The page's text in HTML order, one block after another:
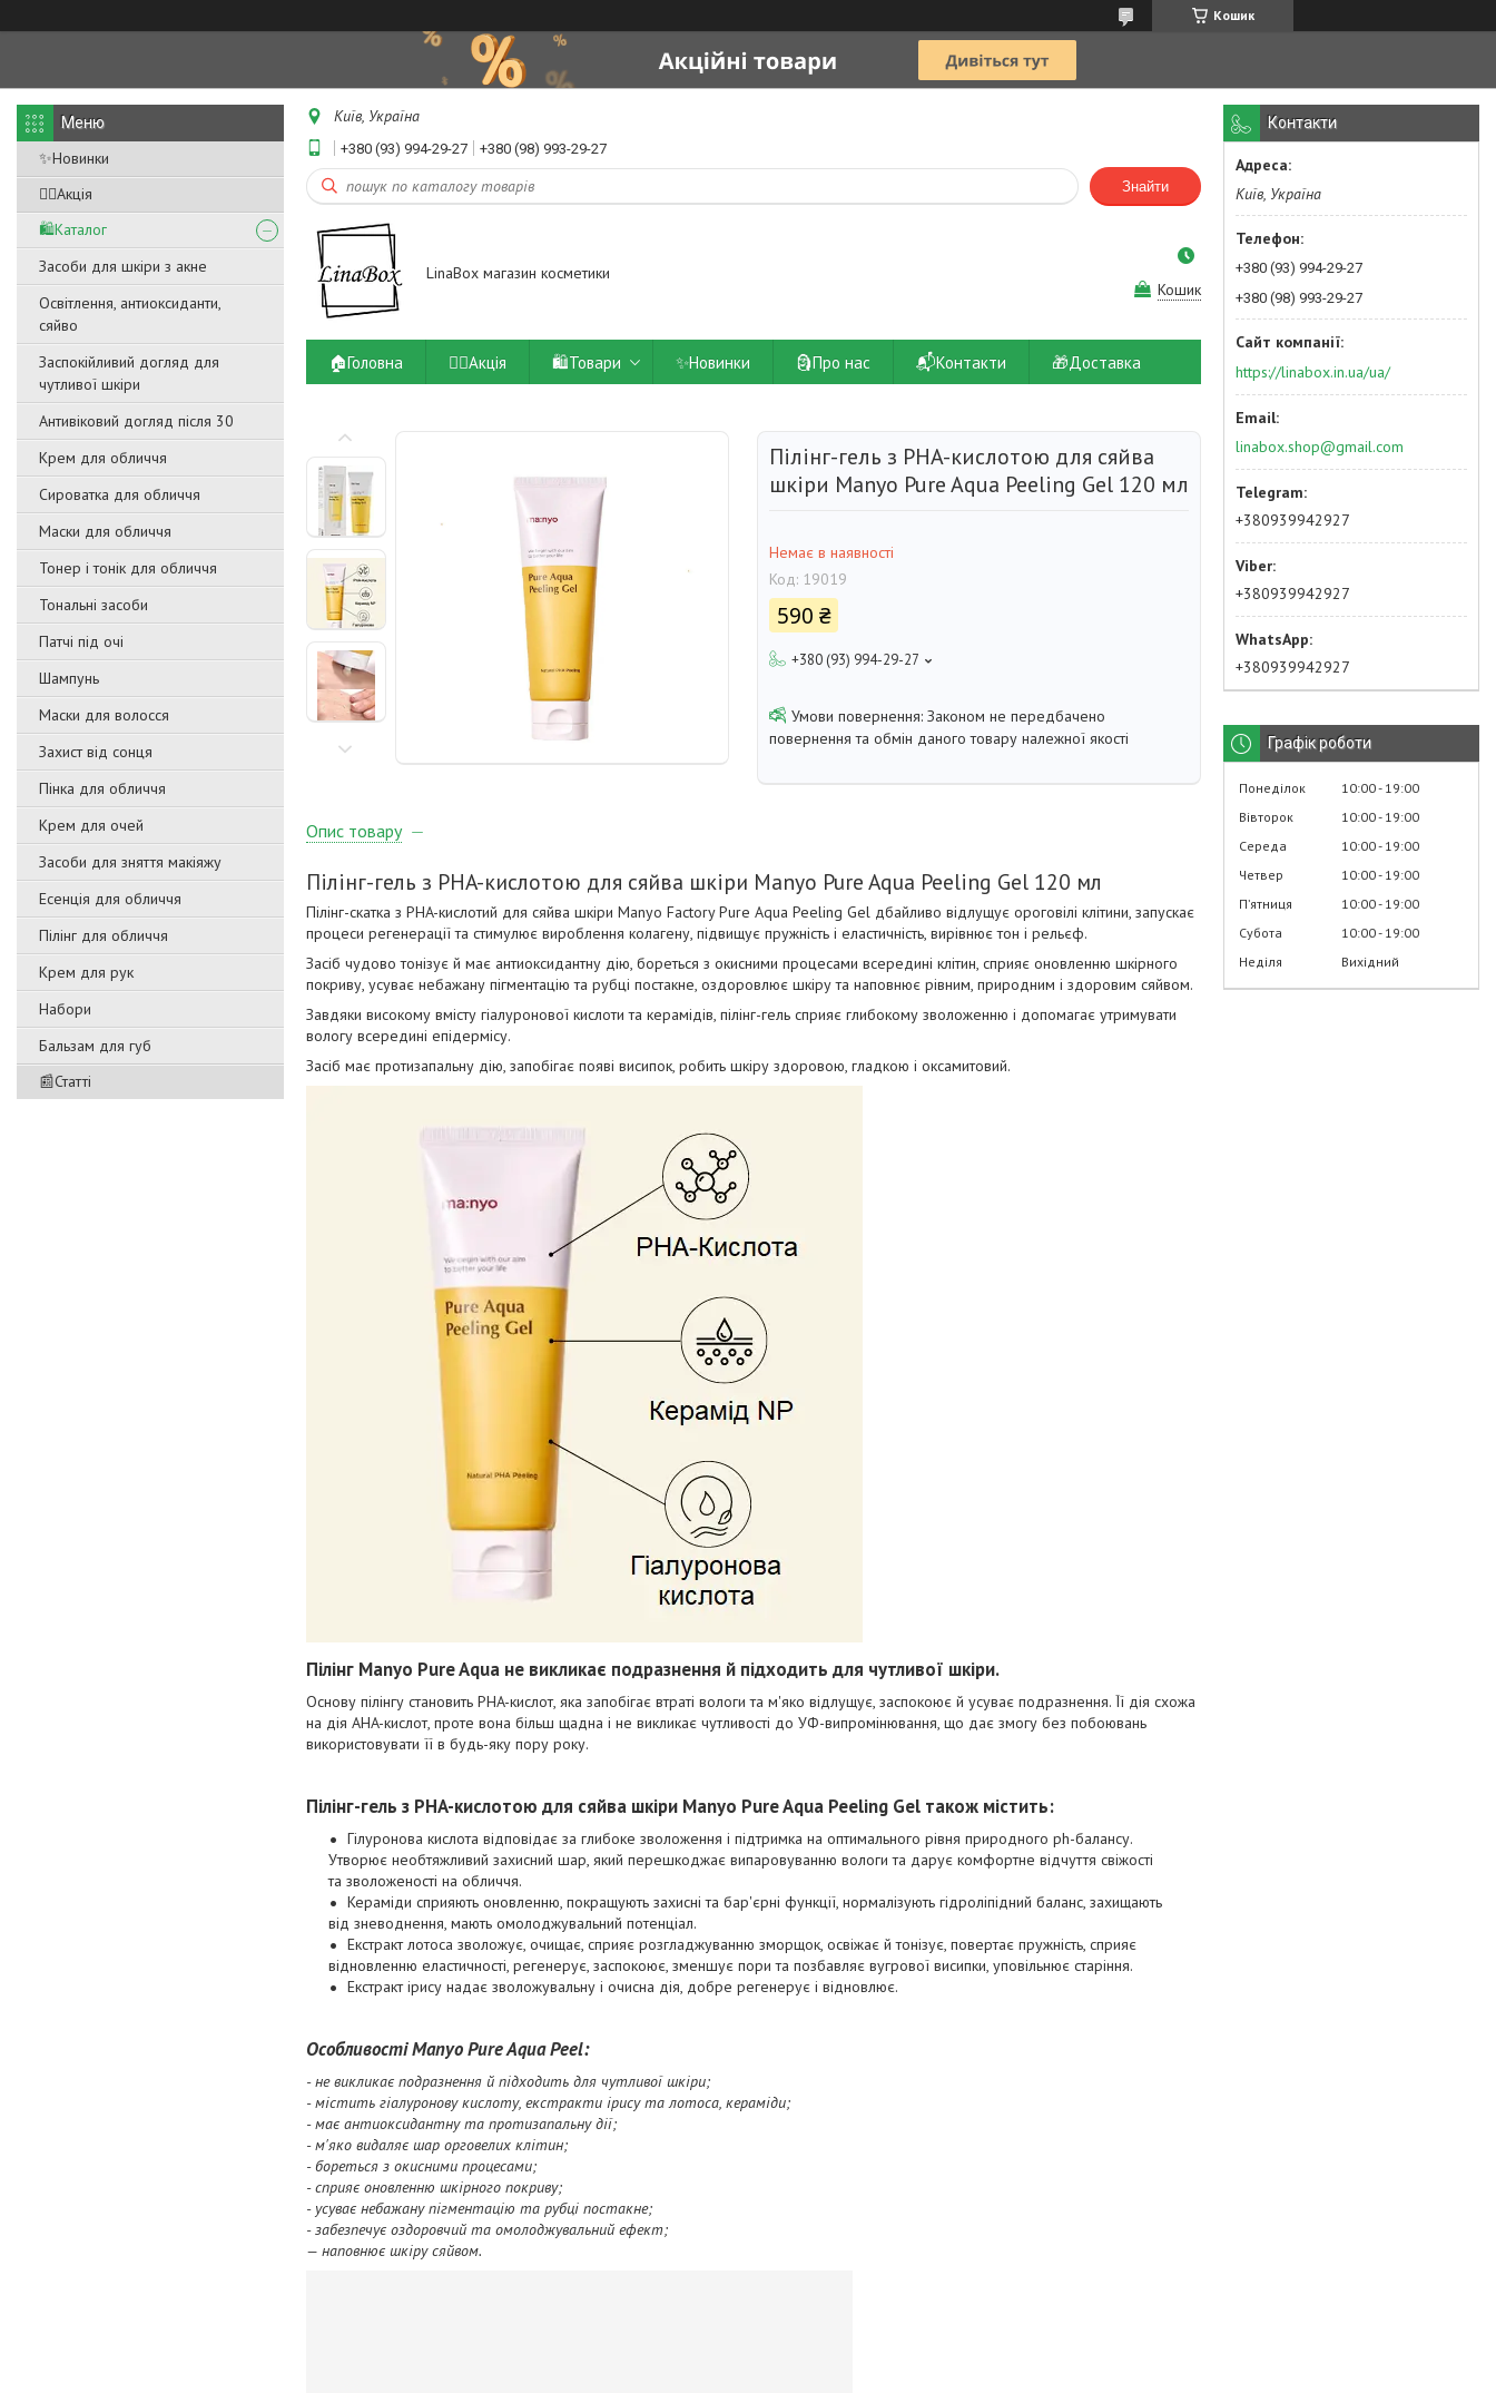
Кошик
✨Новинки
❤️‍🔥Акція
🛍️Каталог
Засоби для шкіри з акне
Освітлення, антиоксиданти,
сяйво
Заспокійливий догляд для
чутливої ​​шкіри
Антивіковий догляд після 30
Крем для обличчя
Сироватка для обличчя
Маски для обличчя
Тонер і тонік для обличчя
Тональні засоби
Патчі під очі
Шампунь
Маски для волосся
Захист від сонця
Пінка для обличчя
Крем для очей
Засоби для зняття макіяжу
Есенція для обличчя
Пілінг для обличчя
Крем для рук
Набори
Бальзам для губ
📰Статті
Київ, Україна
+380 (93) 994-29-27 +380 (98) 993-29-27
Знайти
LinaBox магазин косметики
Кошик
🏠Головна ❤️‍🔥Акція 🛍️Товари ✨Новинки 🗿Про нас 📬Контакти 🎁Доставка
Пілінг-гель з PHA-кислотою для сяйва
шкіри Manyo Pure Aqua Peeling Gel 120 мл
Немає в наявності
Код: 19019
590 ₴
+380 (93) 994-29-27
Законом не передбачено
повернення та обмін даного товару належної якості
Опис товару
Пілінг-гель з PHA-кислотою для сяйва шкіри Manyo Pure Aqua Peeling Gel 120 мл
Пілінг-скатка з PHA-кислотий для сяйва шкіри Manyo Factory Pure Aqua Peeling Gel дбайливо відлущує ороговілі клітини, запускає
процеси регенерації та стимулює вироблення колагену, підвищує пружність і еластичність, вирівнює тон і рельєф.
Засіб чудово тонізує й має антиоксидантну дію, бореться з окисними процесами всередині клітин, сприяє оновленню шкірного
покриву, усуває небажану пігментацію та рубці постакне, оздоровлює шкіру та наповнює рівним, природним і здоровим сяйвом.
Завдяки високому вмісту гіалуронової кислоти та керамідів, пілінг-гель сприяє глибокому зволоженню і допомагає утримувати
вологу всередині епідермісу.
Засіб має протизапальну дію, запобігає появі висипок, робить шкіру здоровою, гладкою і оксамитовий.
Пілінг Manyo Pure Aqua не викликає подразнення й підходить для чутливої шкіри.
Основу пілінгу становить PHA-кислот, яка запобігає втраті вологи та м'яко відлущує, заспокоює й усуває подразнення. Її дія схожа
на дія AHA-кислот, проте вона більш щадна і не викликає чутливості до УФ-випромінювання, що дає змогу без побоювань
використовувати її в будь-яку пору року.
Пілінг-гель з PHA-кислотою для сяйва шкіри Manyo Pure Aqua Peeling Gel також містить:
Гілуронова кислота відповідає за глибоке зволоження і підтримка на оптимального рівня природного ph-балансу.
Утворює необтяжливий захисний шар, який перешкоджає випаровуванню вологи та дарує комфортне відчуття свіжості
та зволоженості на обличчя.
Кераміди сприяють оновленню, покращують захисні та бар'єрні функції, нормалізують гідроліпідний баланс, захищають
від зневоднення, мають омолоджувальний потенціал.
Екстракт лотоса зволожує, очищає, сприяє розгладжуванню зморщок, освіжає й тонізує, повертає пружність, сприяє
відновленню еластичності, регенерує, заспокоює, зменшує пори та позбавляє вугрової висипки, уповільнює старіння.
Екстракт ірису надає зволожувальну і очисна дія, добре регенерує і відновлює.
Особливості Manyo Pure Aqua Peel:
- не викликає подразнення й підходить для чутливої шкіри;
- містить гіалуронову кислоту, екстракти ірису та лотоса, кераміди;
- має антиоксидантну та протизапальну дії;
- м'яко видаляє шар орговелих клітин;
- бореться з окисними процесами;
- сприяє оновленню шкірного покриву;
- усуває небажану пігментацію та рубці постакне;
- забезпечує оздоровчий та омолоджувальний ефект;
— наповнює шкіру сяйвом.
Контакти
Київ, Україна
+380 (93) 994-29-27
+380 (98) 993-29-27
https://linabox.in.ua/ua/
linabox.shop@gmail.com
+380939942927
+380939942927
+380939942927
Графік роботи
Понеділок 10:00 19:00
Вівторок
10:00 19:00
Середа
10:00 19:00
Четвер
10:00 19:00
Пʼятниця
10:00 19:00
Субота
10:00 19:00
Неділя
Вихідний